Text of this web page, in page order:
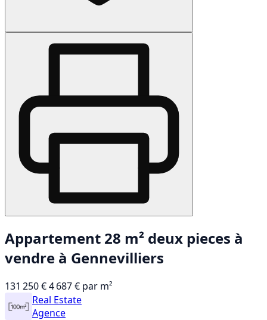
Appartement 28 m² deux pieces à
vendre à Gennevilliers
131 250 €4 687 € par m²
Real Estate
Agence